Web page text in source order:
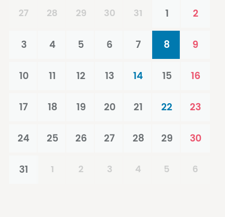
27 28 29 30 31 1 2
3 4 5 6 7 8 9
10 11 12 13 14 15 16
17 18 19 20 21 22 23
24 25 26 27 28 29 30
31 1 2 3 4 5 6